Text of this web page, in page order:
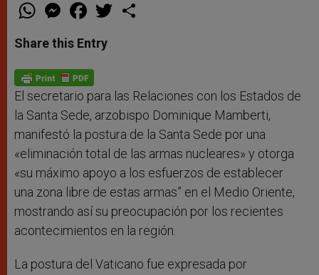
W
t
s
p
p
M
e
s
e
g
e
r
F
a
e
b
o
k
w
Share this Entry
El secretario para las Relaciones con los Estados de
la Santa Sede, arzobispo Dominique Mamberti,
manifestó la postura de la Santa Sede por una
«eliminación total de las armas nucleares» y otorga
«su máximo apoyo a los esfuerzos de establecer
una zona libre de estas armas” en el Medio Oriente,
mostrando así su preocupación por los recientes
acontecimientos en la región.
La postura del Vaticano fue expresada por